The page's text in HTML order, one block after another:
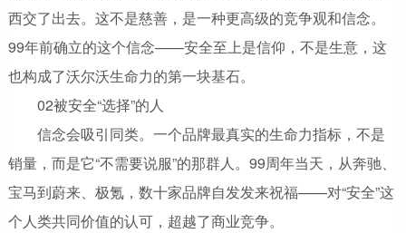
西交了出去。这不是慈善，是一种更高级的竞争观和信念。
99年前确立的这个信念——安全至上是信仰，不是生意，这
也构成了沃尔沃生命力的第一块基石。
02被安全“选择”的人
信念会吸引同类。一个品牌最真实的生命力指标，不是
销量，而是它“不需要说服”的那群人。99周年当天，从奔驰、
宝马到蔚来、极氪，数十家品牌自发发来祝福——对“安全”这
个人类共同价值的认可，超越了商业竞争。